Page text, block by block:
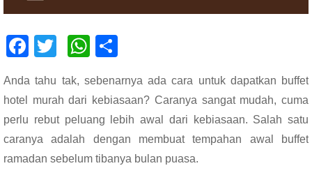
F
ac
e
b
o
o
T
wi
tt
er
W
h
at
s
A
p
ar
e
Anda tahu tak, sebenarnya ada cara untuk dapatkan buffet
hotel murah dari kebiasaan? Caranya sangat mudah, cuma
perlu rebut peluang lebih awal dari kebiasaan. Salah satu
caranya adalah dengan membuat tempahan awal buffet
ramadan sebelum tibanya bulan puasa.